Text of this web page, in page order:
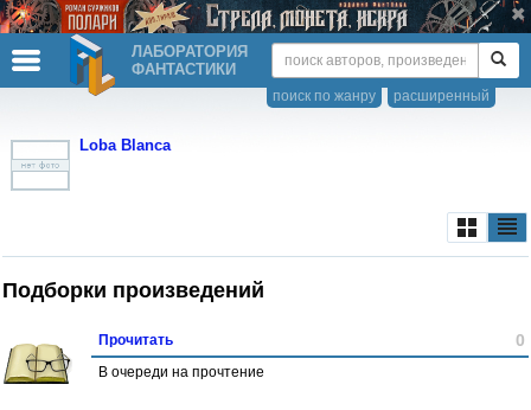
ЛАБОРАТОРИЯ
ФАНТАСТИКИ
расширенный
поиск по жанру
Loba Blanca
Подборки произведений
Прочитать 0
В очереди на прочтение